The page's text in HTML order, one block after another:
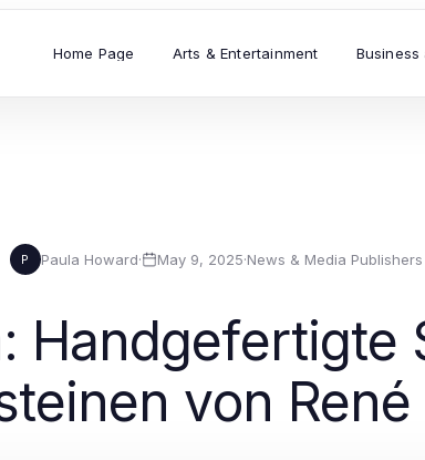
Home Page Arts & Entertainment Business
P Paula Howard· May 9, 2025·News & Media Publishers
Handgefertigte
von René